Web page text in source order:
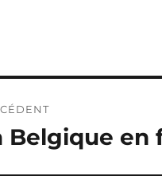
Belgique en